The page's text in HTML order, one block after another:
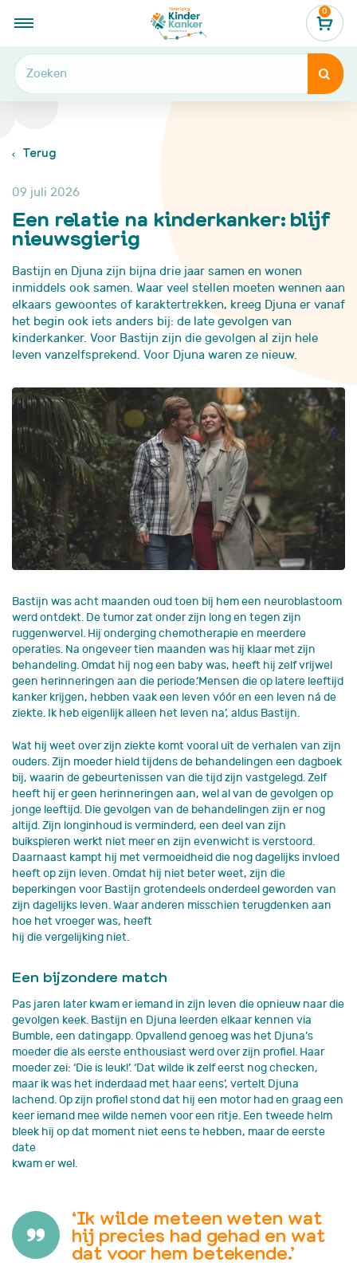
0

Nieuws, verhalen & blogs Een relatie na kinderkanker: blijf nieuwsgierig
Terug
09 juli 2026
Een relatie na kinderkanker: blijf
nieuwsgierig
Bastijn en Djuna zijn bijna drie jaar samen en wonen
inmiddels ook samen. Waar veel stellen moeten wennen aan
elkaars gewoontes of karaktertrekken, kreeg Djuna er vanaf
het begin ook iets anders bij: de late gevolgen van
kinderkanker. Voor Bastijn zijn die gevolgen al zijn hele
leven vanzelfsprekend. Voor Djuna waren ze nieuw.
Bastijn was acht maanden oud toen bij hem een neuroblastoom
werd ontdekt. De tumor zat onder zijn long en tegen zijn
ruggenwervel. Hij onderging chemotherapie en meerdere
operaties. Na ongeveer tien maanden was hij klaar met zijn
behandeling. Omdat hij nog een baby was, heeft hij zelf vrijwel
geen herinneringen aan die periode.‘Mensen die op latere leeftijd
kanker krijgen, hebben vaak een leven vóór en een leven ná de
ziekte. Ik heb eigenlijk alleen het leven na’, aldus Bastijn.
Wat hij weet over zijn ziekte komt vooral uit de verhalen van zijn
ouders. Zijn moeder hield tijdens de behandelingen een dagboek
bij, waarin de gebeurtenissen van die tijd zijn vastgelegd. Zelf
heeft hij er geen herinneringen aan, wel al van de gevolgen op
jonge leeftijd. Die gevolgen van de behandelingen zijn er nog
altijd. Zijn longinhoud is verminderd, een deel van zijn
buikspieren werkt niet meer en zijn evenwicht is verstoord.
Daarnaast kampt hij met vermoeidheid die nog dagelijks invloed
heeft op zijn leven. Omdat hij niet beter weet, zijn die
beperkingen voor Bastijn grotendeels onderdeel geworden van
zijn dagelijks leven. Waar anderen misschien terugdenken aan
hoe het vroeger was, heeft
hij die vergelijking niet.
Een bijzondere match
Pas jaren later kwam er iemand in zijn leven die opnieuw naar die
gevolgen keek. Bastijn en Djuna leerden elkaar kennen via
Bumble, een datingapp. Opvallend genoeg was het Djuna’s
moeder die als eerste enthousiast werd over zijn profiel. Haar
moeder zei: ‘Die is leuk!’. ‘Dat wilde ik zelf eerst nog checken,
maar ik was het inderdaad met haar eens’, vertelt Djuna
lachend. Op zijn profiel stond dat hij een motor had en graag een
keer iemand mee wilde nemen voor een ritje. Een tweede helm
bleek hij op dat moment niet eens te hebben, maar de eerste
date
kwam er wel.
‘Ik wilde meteen weten wat
hij precies had gehad en wat
dat voor hem betekende.’